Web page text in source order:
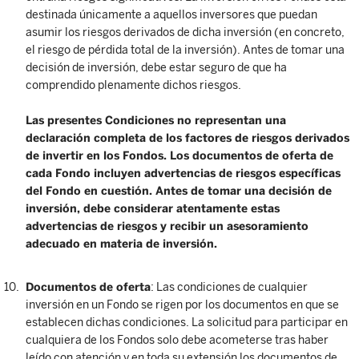
destinada únicamente a aquellos inversores que puedan
asumir los riesgos derivados de dicha inversión (en concreto,
el riesgo de pérdida total de la inversión). Antes de tomar una
decisión de inversión, debe estar seguro de que ha
comprendido plenamente dichos riesgos.
Las presentes Condiciones no representan una
declaración completa de los factores de riesgos derivados
de invertir en los Fondos. Los documentos de oferta de
cada Fondo incluyen advertencias de riesgos específicas
del Fondo en cuestión. Antes de tomar una decisión de
inversión, debe considerar atentamente estas
advertencias de riesgos y recibir un asesoramiento
adecuado en materia de inversión.
Documentos de oferta: Las condiciones de cualquier
inversión en un Fondo se rigen por los documentos en que se
establecen dichas condiciones. La solicitud para participar en
cualquiera de los Fondos solo debe acometerse tras haber